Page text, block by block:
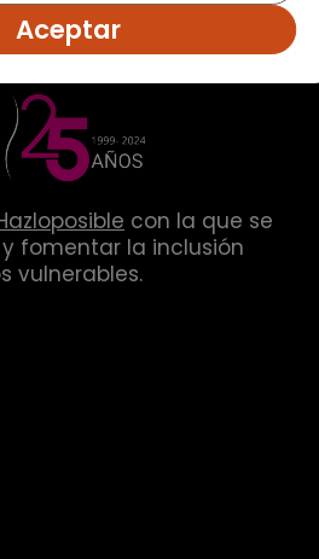
con la que se
fomentar la inclusión
vulnerables.
Aceptar